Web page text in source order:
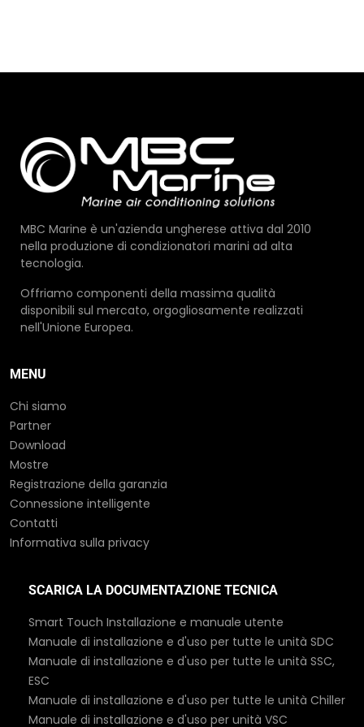
MBC Marine è un'azienda ungherese attiva dal 2010
nella produzione di condizionatori marini ad alta
tecnologia.
Offriamo componenti della massima qualità
disponibili sul mercato, orgogliosamente realizzati
nell'Unione Europea.
MENU
Chi siamo
Partner
Download
Mostre
Registrazione della garanzia
Connessione intelligente
Contatti
Informativa sulla privacy
SCARICA LA DOCUMENTAZIONE TECNICA
Smart Touch Installazione e manuale utente
Manuale di installazione e d'uso per tutte le unità SDC
Manuale di installazione e d'uso per tutte le unità SSC,
ESC
Manuale di installazione e d'uso per tutte le unità Chiller
Manuale di installazione e d'uso per unità VSC